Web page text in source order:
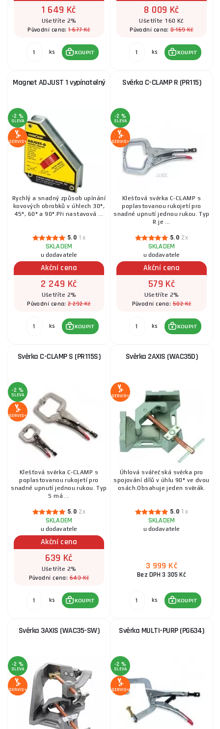
1 649 Kč
Ušetříte 2%
Původní cena:1 677 Kč
ks KOUPIT
8 009 Kč
Ušetříte 160 Kč
Původní cena:8 169 Kč
ks KOUPIT
Magnet ADJUST 1 vypínatelný
-2 %
SLEVA
SERVIS+
Rychlý a snadný způsob upínání
kovových obrobků v úhlech 30°,
45°, 60° a 90°.Při nastavová ...
5.0 1x
SKLADEM
u dodavatele
Akční cena
2 249 Kč
Ušetříte 2%
Původní cena:2 292 Kč
ks KOUPIT
Svěrka C-CLAMP R (PR115)
-2 %
SLEVA
SERVIS+
Klešťová svěrka C-CLAMP s
poplastovanou rukojetí pro
snadné upnutí jednou rukou. Typ
R je ...
5.0 2x
SKLADEM
u dodavatele
Akční cena
579 Kč
Ušetříte 2%
Původní cena:582 Kč
ks KOUPIT
Svěrka C-CLAMP S (PR115S)
-2 %
SLEVA
SERVIS+
Klešťová svěrka C-CLAMP s
poplastovanou rukojetí pro
snadné upnutí jednou rukou. Typ
S má ...
5.0 2x
SKLADEM
u dodavatele
Akční cena
639 Kč
Ušetříte 2%
Původní cena:643 Kč
ks KOUPIT
Svěrka 2AXIS (WAC35D)
SERVIS+
Úhlová svářečská svěrka pro
spojování dílů v úhlu 90° ve dvou
osách.Obsahuje jeden svěrák.
5.0 1x
SKLADEM
u dodavatele
3 999 Kč
Bez DPH 3 305 Kč
ks KOUPIT
Svěrka 3AXIS (WAC35-SW)
-2 %
SLEVA
SERVIS+
Svěrka MULTI-PURP (PG634)
-2 %
SLEVA
SERVIS+